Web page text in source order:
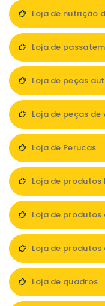
Loja de nutrição
Loja de
Loja de peças
Loja de peças de
Loja de Perucas
Loja de
Loja de produtos
Loja de produtos
Loja de quadros